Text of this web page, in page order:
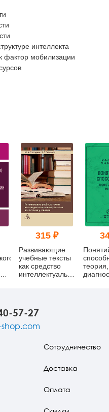
интеллекта
фактор мобилизации
315 ₽
Развивающие
учебные тексты
как средство
интеллектуального
теория,
57-27
Сотрудничество
Доставка
Оплата